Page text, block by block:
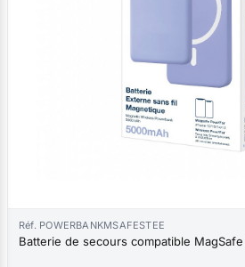
Réf. POWERBANKMSAFESTEE
Batterie de secours compatible